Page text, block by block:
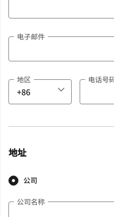
电子邮件
地区 电话号
地址
公司
公司名称